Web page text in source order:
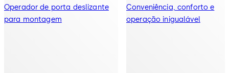
Operador de porta deslizante
para montagem
Conveniência, conforto e
operação inigualável